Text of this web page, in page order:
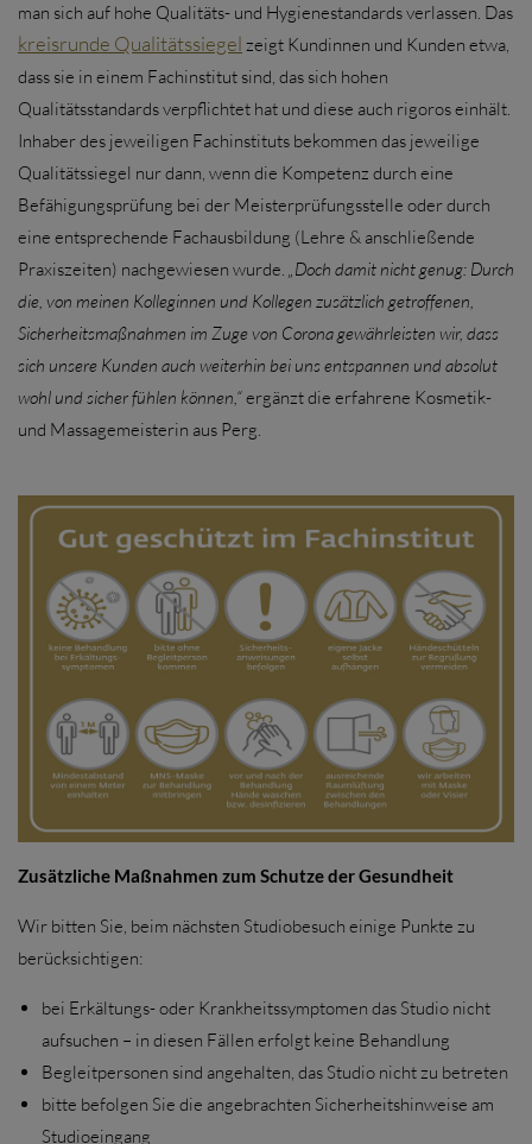
man sich auf hohe Qualitäts- und Hygienestandards verlassen. Das
kreisrunde Qualitätssiegel zeigt Kundinnen und Kunden etwa,
dass sie in einem Fachinstitut sind, das sich hohen
Qualitätsstandards verpflichtet hat und diese auch rigoros einhält.
Inhaber des jeweiligen Fachinstituts bekommen das jeweilige
Qualitätssiegel nur dann, wenn die Kompetenz durch eine
Befähigungsprüfung bei der Meisterprüfungsstelle oder durch
eine entsprechende Fachausbildung (Lehre & anschließende
Praxiszeiten) nachgewiesen wurde. „Doch damit nicht genug: Durch
die, von meinen Kolleginnen und Kollegen zusätzlich getroffenen,
Sicherheitsmaßnahmen im Zuge von Corona gewährleisten wir, dass
sich unsere Kunden auch weiterhin bei uns entspannen und absolut
wohl und sicher fühlen können,“ergänzt die erfahrene Kosmetik-
und Massagemeisterin aus Perg.
Zusätzliche Maßnahmen zum Schutze der Gesundheit
Wir bitten Sie, beim nächsten Studiobesuch einige Punkte zu
berücksichtigen:
bei Erkältungs- oder Krankheitssymptomen das Studio nicht
aufsuchen – in diesen Fällen erfolgt keine Behandlung
Begleitpersonen sind angehalten, das Studio nicht zu betreten
bitte befolgen Sie die angebrachten Sicherheitshinweise am
Studioeingang